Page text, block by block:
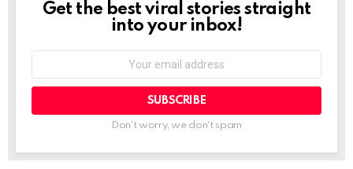
NEWSLETTER
Get the best viral stories straight
into your inbox!
Don't worry, we don't spam